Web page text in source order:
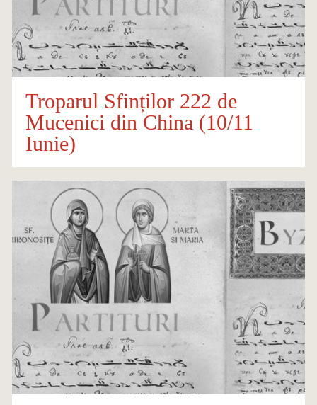
Troparul Sfinților 222 de
Mucenici din China (10/11
Iunie)